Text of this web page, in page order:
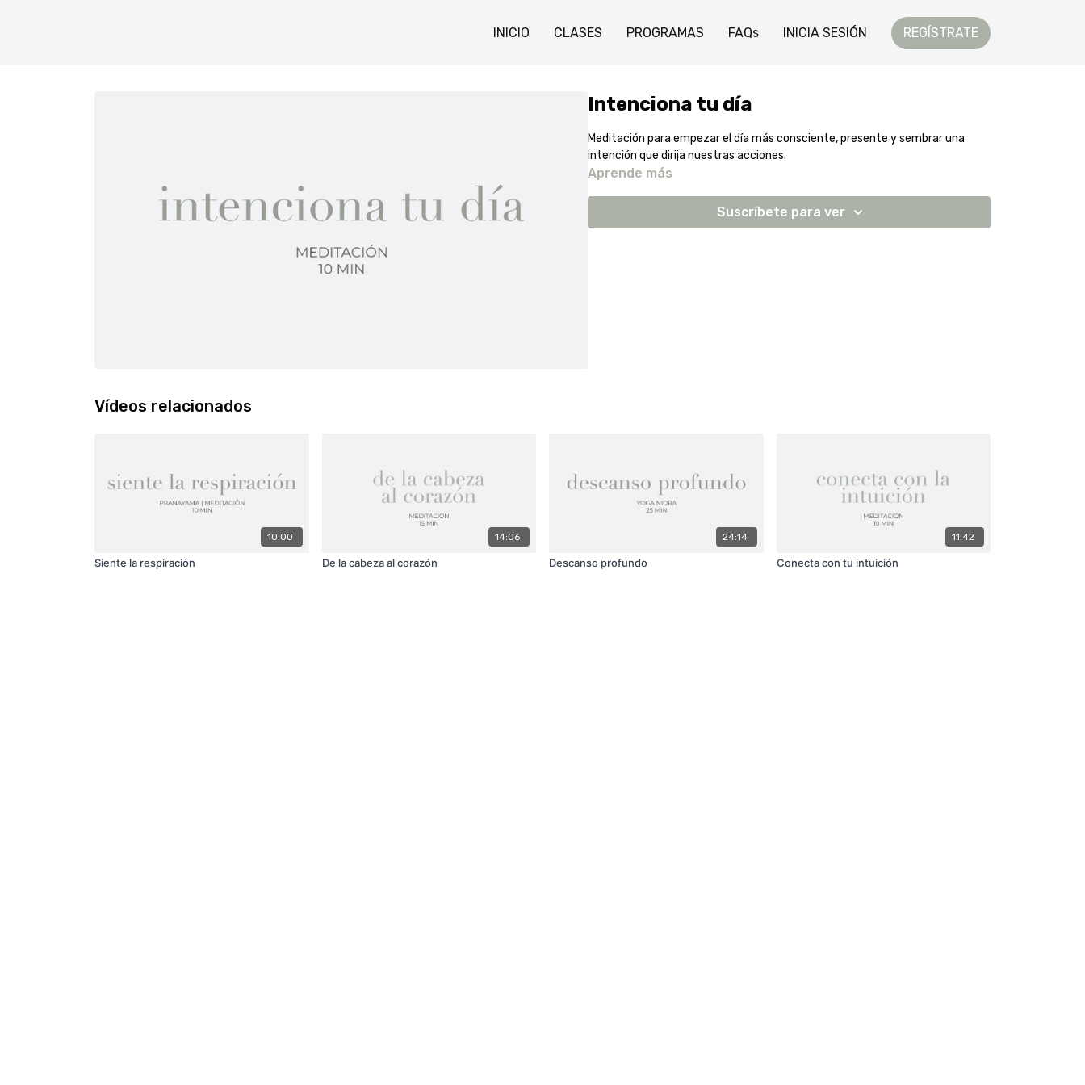
INICIO CLASES PROGRAMAS FAQs INICIA SESIÓN REGÍSTRATE
Intenciona tu día
Meditación para empezar el día más consciente, presente y sembrar una
intención que dirija nuestras acciones.
Aprende más
Suscríbete para ver
Vídeos relacionados
10:00
Siente la respiración
14:06
De la cabeza al corazón
24:14
Descanso profundo
11:42
Conecta con tu intuición